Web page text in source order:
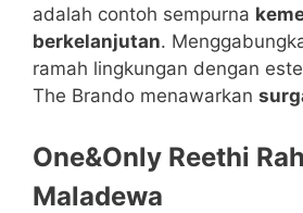
adalah contoh sempurna
berkelanjutan.
ramah lingkungan dengan
The Brando menawarkan
One&Only Reethi
Maladewa